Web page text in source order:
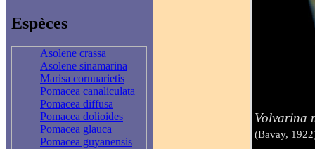
Espèces
Asolene crassa
Asolene sinamarina
Marisa cornuarietis
Pomacea canaliculata
Pomacea diffusa
Pomacea dolioides
Pomacea glauca
Pomacea guyanensis
Volvarina
(Bavay,